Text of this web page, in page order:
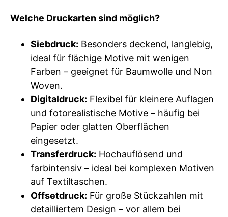
Welche Druckarten sind möglich?
Siebdruck: Besonders deckend, langlebig,
ideal für flächige Motive mit wenigen
Farben – geeignet für Baumwolle und Non
Woven.
Digitaldruck: Flexibel für kleinere Auflagen
und fotorealistische Motive – häufig bei
Papier oder glatten Oberflächen
eingesetzt.
Transferdruck: Hochauflösend und
farbintensiv – ideal bei komplexen Motiven
auf Textiltaschen.
Offsetdruck: Für große Stückzahlen mit
detailliertem Design – vor allem bei